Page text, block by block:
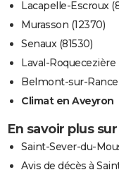
Lacapelle-Escroux
Murasson (12370)
Senaux (81530)
Laval-Roquecezière
Belmont-sur-Rance
Climat en Aveyron
En savoir plus
Saint-Sever-du-
Avis de décès à